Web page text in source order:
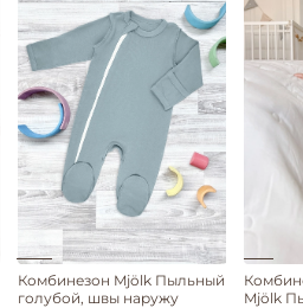
Комбинезон Mjölk Пыльный
голубой, швы наружу
Mjölk